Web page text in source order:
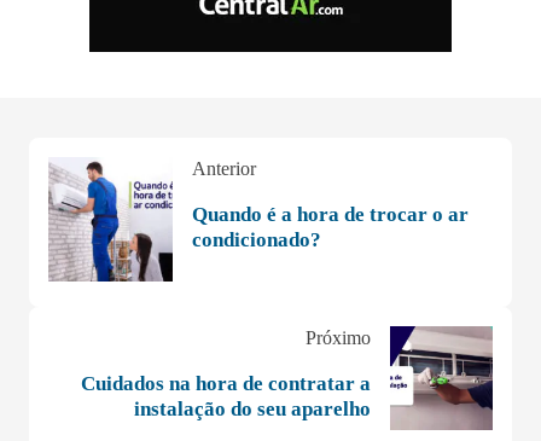
Anterior
Quando é a hora de trocar o ar
condicionado?
Próximo
Cuidados na hora de contratar a
instalação do seu aparelho